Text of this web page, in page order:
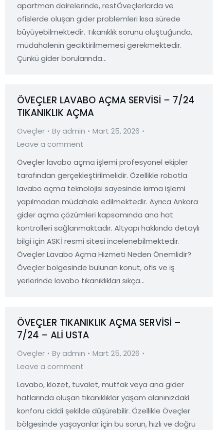
apartman dairelerinde, restÖveçlerlarda ve
ofislerde oluşan gider problemleri kısa sürede
büyüyebilmektedir. Tıkanıklık sorunu oluştuğunda,
müdahalenin geciktirilmemesi gerekmektedir.
Çünkü gider borularında…
ÖVEÇLER LAVABO AÇMA SERVİSİ – 7/24
TIKANIKLIK AÇMA
Öveçler By admin
Mart 25, 2026
Leave a comment
Öveçler lavabo açma işlemi profesyonel ekipler
tarafından gerçekleştirilmelidir. Özellikle robotla
lavabo açma teknolojisi sayesinde kırma işlemi
yapılmadan müdahale edilmektedir. Ayrıca Ankara
gider açma çözümleri kapsamında ana hat
kontrolleri sağlanmaktadır. Altyapı hakkında detaylı
bilgi için ASKİ resmi sitesi incelenebilmektedir.
Öveçler Lavabo Açma Hizmeti Neden Önemlidir?
Öveçler bölgesinde bulunan konut, ofis ve iş
yerlerinde lavabo tıkanıklıkları sıkça…
ÖVEÇLER TIKANIKLIK AÇMA SERVİSİ –
7/24 – ALİ USTA
Öveçler By admin
Mart 25, 2026
Leave a comment
Lavabo, klozet, tuvalet, mutfak veya ana gider
hatlarında oluşan tıkanıklıklar yaşam alanınızdaki
konforu ciddi şekilde düşürebilir. Özellikle Öveçler
bölgesinde yaşayanlar için bu sorun, hızlı ve doğru